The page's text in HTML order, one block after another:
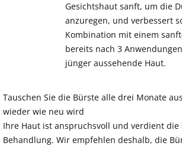
Gesichtshaut sanft, um die
anzuregen, und verbessert
Kombination mit einem
bereits nach 3
jünger aussehende Haut.
Tauschen Sie die Bürste alle drei Monate
wieder wie neu wird
Ihre Haut ist anspruchsvoll und verdient die
Behandlung. Wir empfehlen deshalb, die